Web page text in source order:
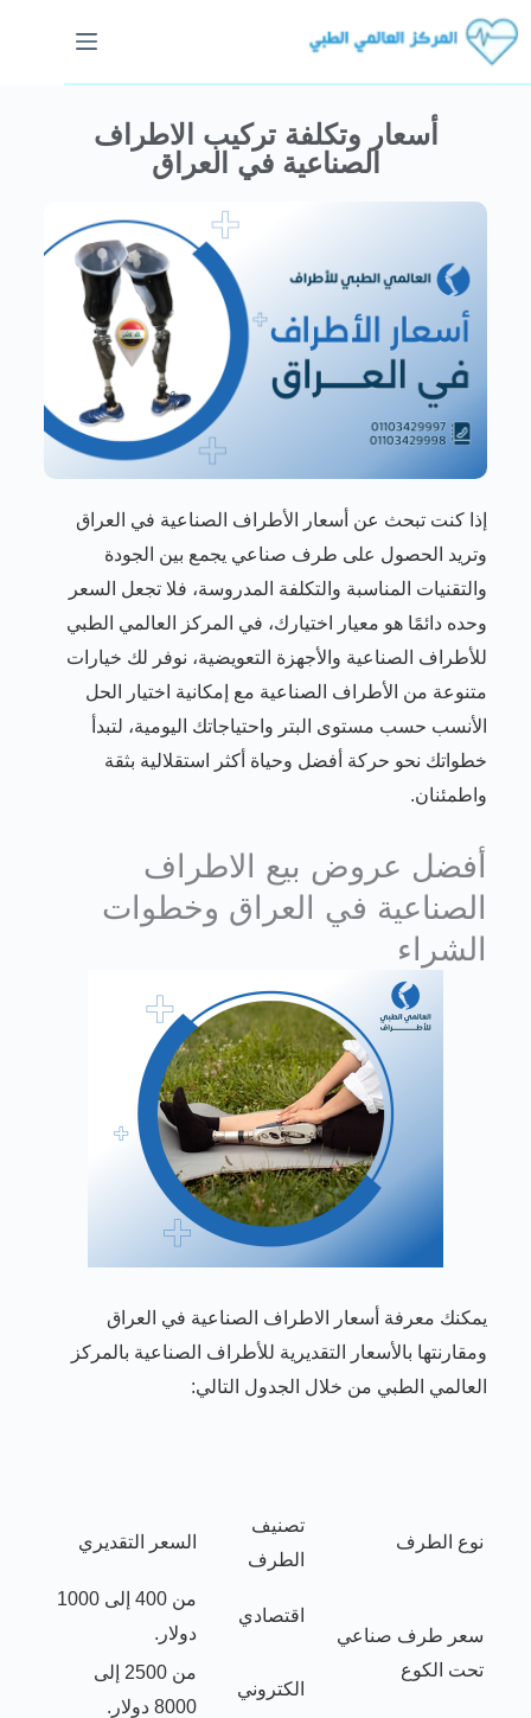
أسعار وتكلفة تركيب الاطراف
الصناعية في العراق
إذا كنت تبحث عن أسعار الأطراف الصناعية في العراق
وتريد الحصول على طرف صناعي يجمع بين الجودة
والتقنيات المناسبة والتكلفة المدروسة، فلا تجعل السعر
وحده دائمًا هو معيار اختيارك، في المركز العالمي الطبي
للأطراف الصناعية والأجهزة التعويضية، نوفر لك خيارات
متنوعة من الأطراف الصناعية مع إمكانية اختيار الحل
الأنسب حسب مستوى البتر واحتياجاتك اليومية، لتبدأ
خطواتك نحو حركة أفضل وحياة أكثر استقلالية بثقة
واطمئنان.
أفضل عروض بيع الاطراف
الصناعية في العراق وخطوات
الشراء
يمكنك معرفة أسعار الاطراف الصناعية في العراق
ومقارنتها بالأسعار التقديرية للأطراف الصناعية بالمركز
العالمي الطبي من خلال الجدول التالي:
نوع الطرف
تصنيف
الطرف
السعر التقديري
سعر طرف صناعي
تحت الكوع
اقتصادي
من 400 إلى 1000
دولار.
الكتروني
من 2500 إلى
8000 دولار.